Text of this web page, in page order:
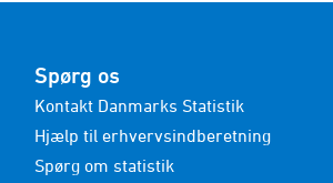
Spørg os
Kontakt Danmarks Statistik
Hjælp til erhvervsindberetning
Spørg om statistik